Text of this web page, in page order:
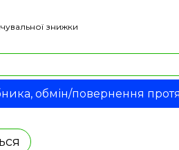
знижки
обмін/повернення